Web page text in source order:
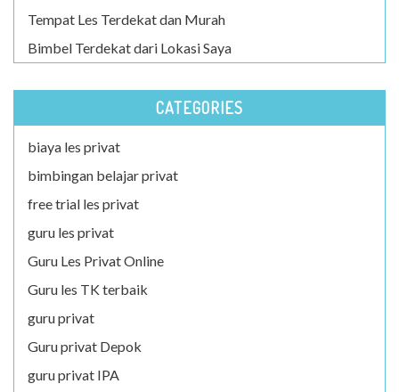
Tempat Les Terdekat dan Murah
Bimbel Terdekat dari Lokasi Saya
CATEGORIES
biaya les privat
bimbingan belajar privat
free trial les privat
guru les privat
Guru Les Privat Online
Guru les TK terbaik
guru privat
Guru privat Depok
guru privat IPA